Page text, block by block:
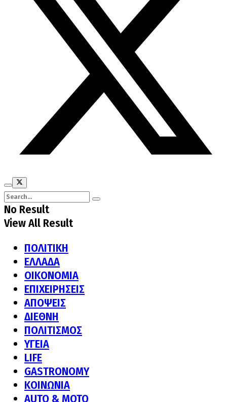
No Result
View All Result
ΠΟΛΙΤΙΚΗ
ΕΛΛΑΔΑ
ΟΙΚΟΝΟΜΙΑ
ΕΠΙΧΕΙΡΗΣΕΙΣ
ΑΠΟΨΕΙΣ
ΔΙΕΘΝΗ
ΠΟΛΙΤΙΣΜΟΣ
ΥΓΕΙΑ
LIFE
GASTRONOMY
ΚΟΙΝΩΝΙΑ
AUTO & MOTO